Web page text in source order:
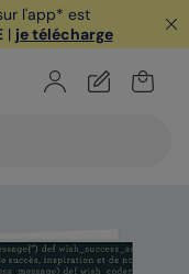
l'app* est
| je télécharge